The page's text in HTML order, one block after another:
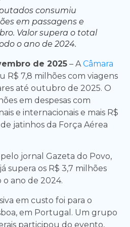
consumiu
em passagens e
Valor supera o total
o ano de 2024.
de 2025 – ACâmara
R$ 7,8 milhões com viagens
até outubro de 2025. O
em despesas com
e internacionais e mais R$
jatinhos da Força Aérea
jornal Gazeta do Povo,
supera os R$ 3,7 milhões
ano de 2024.
em custo foi para o
em Portugal. Um grupo
participou do evento,